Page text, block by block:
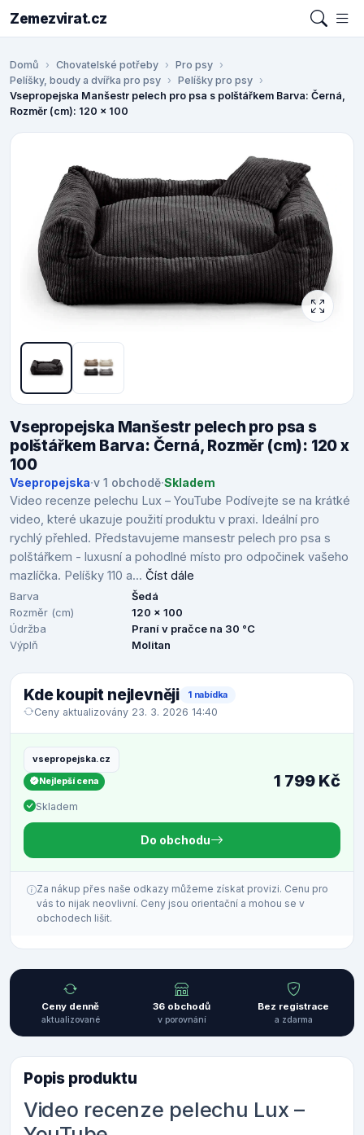
Zemezvirat.cz
Domů Chovatelské potřeby
Pro psy
Pelíšky, boudy a dvířka pro psy
Pelíšky pro psy
Vsepropejska Manšestr pelech pro psa s polštářkem Barva: Černá,
Rozměr (cm): 120 x 100
Vsepropejska Manšestr pelech pro psa s
polštářkem Barva: Černá, Rozměr (cm): 120 x
100
Vsepropejska·v 1 obchodě·Skladem
Video recenze pelechu Lux – YouTube Podívejte se na krátké
video, které ukazuje použití produktu v praxi. Ideální pro
rychlý přehled. Představujeme mansestr pelech pro psa s
polštářkem - luxusní a pohodlné místo pro odpočinek vašeho
mazlíčka. Pelíšky 110 a... Číst dále
Barva
Šedá
Rozměr (cm)
120 x 100
Údržba
Praní v pračce na 30 °C
Výplň
Molitan
Kde koupit nejlevněji 1 nabídka
Ceny aktualizovány 23. 3. 2026 14:40
vsepropejska.cz
Nejlepší cena
Skladem
1 799 Kč
Do obchodu
Za nákup přes naše odkazy můžeme získat provizi. Cenu pro
vás to nijak neovlivní. Ceny jsou orientační a mohou se v
obchodech lišit.
Ceny denně
aktualizované
36 obchodů
v porovnání
Bez registrace
a zdarma
Popis produktu
Video recenze pelechu Lux –